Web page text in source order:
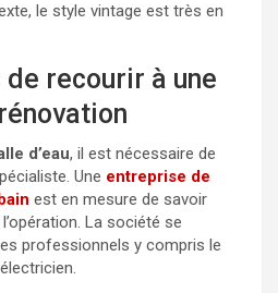
le style vintage est très en
de recourir à une
d’eau, il est nécessaire de
Une entreprise de
est en mesure de savoir
La société se
professionnels y compris le